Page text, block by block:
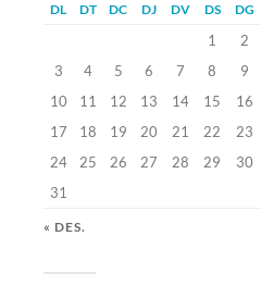
DL DT DC DJ DV DS DG
1
2
3
4 5 6 7 8
9
10
11 12 13 14 15
16
17
18 19 20 21 22
23
24
25 26 27 28 29
30
31
« DES.